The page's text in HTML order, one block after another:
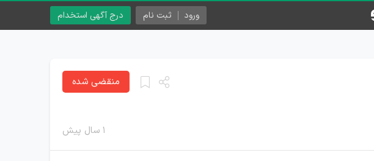
درج آگهی استخدام ورود ثبت نام
۱ سال پیش
منقضی شده